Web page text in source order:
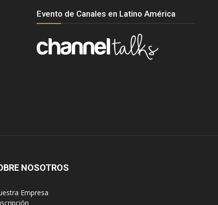
Evento de Canales en Latino América
NOSOTROS
Empresa